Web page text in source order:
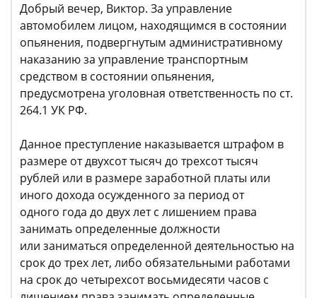
Добрый вечер, Виктор. За управление
автомобилем лицом, находящимся в состоянии
опьянения, подвергнутым административному
наказанию за управление транспортным
средством в состоянии опьянения,
предусмотрена уголовная ответственность по ст.
264.1 УК РФ.
Данное преступление наказывается штрафом в
размере от двухсот тысяч до трехсот тысяч
рублей или в размере заработной платы или
иного дохода осужденного за период от
одного года до двух лет с лишением права
занимать определенные должности
или заниматься определенной деятельностью на
срок до трех лет, либо обязательными работами
на срок до четырехсот восьмидесяти часов с